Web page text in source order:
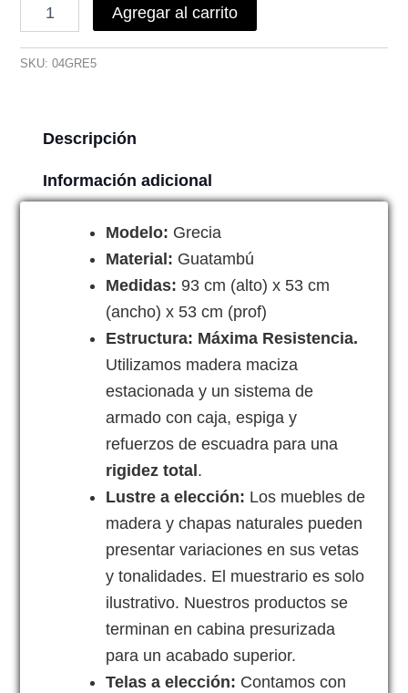
Agregar al carrito
SKU:04GRE5
Descripción
Información adicional
Modelo: Grecia
Material: Guatambú
Medidas: 93 cm (alto) x 53 cm
(ancho) x 53 cm (prof)
Estructura: Máxima Resistencia.
Utilizamos madera maciza
estacionada y un sistema de
armado con caja, espiga y
refuerzos de escuadra para una
rigidez total .
Lustre a elección: Los muebles de
madera y chapas naturales pueden
presentar variaciones en sus vetas
y tonalidades. El muestrario es solo
ilustrativo. Nuestros productos se
terminan en cabina presurizada
para un acabado superior.
Telas a elección: Contamos con